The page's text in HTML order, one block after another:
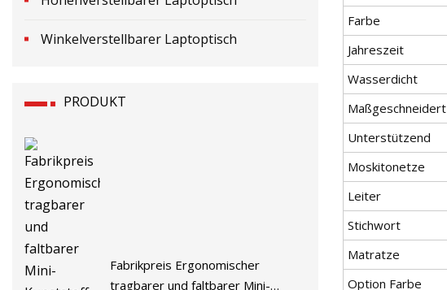
Winkelverstellbarer Laptoptisch
PRODUKT
Fabrikpreis Ergonomischer
tragbarer und faltbarer Mini-
Farbe
Jahreszeit
Wasserdicht
Maßgeschneidert
Unterstützend
Moskitonetze
Leiter
Stichwort
Matratze
Option Farbe